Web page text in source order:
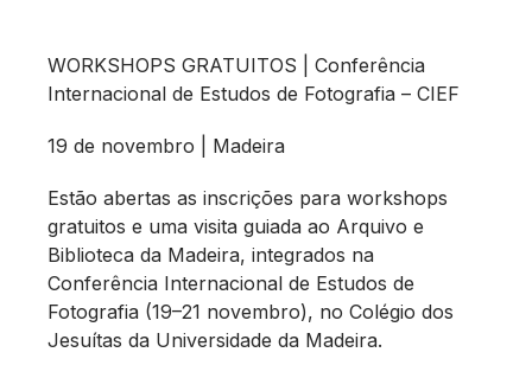
WORKSHOPS GRATUITOS | Conferência
Internacional de Estudos de Fotografia – CIEF
19 de novembro | Madeira
Estão abertas as inscrições para workshops
gratuitos e uma visita guiada ao Arquivo e
Biblioteca da Madeira, integrados na
Conferência Internacional de Estudos de
Fotografia (19–21 novembro), no Colégio dos
Jesuítas da Universidade da Madeira.